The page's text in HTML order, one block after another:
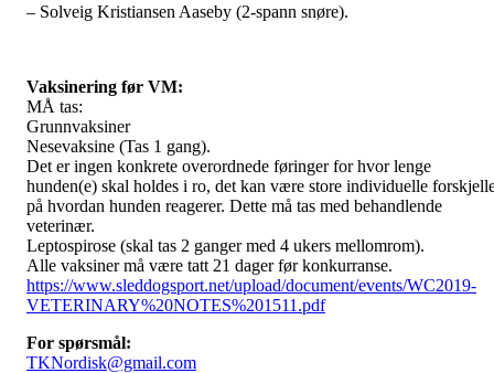
– Solveig Kristiansen Aaseby (2-spann snøre).
Vaksinering før VM:
MÅ tas:
Grunnvaksiner
Nesevaksine (Tas 1 gang).
Det er ingen konkrete overordnede føringer for hvor lenge
hunden(e) skal holdes i ro, det kan være store individuelle
på hvordan hunden reagerer. Dette må tas med behandlende
veterinær.
Leptospirose (skal tas 2 ganger med 4 ukers mellomrom).
Alle vaksiner må være tatt 21 dager før konkurranse.
https://www.sleddogsport.net/upload/document/events/WC2019-
VETERINARY%20NOTES%201511.pdf
For spørsmål:
TKNordisk@gmail.com